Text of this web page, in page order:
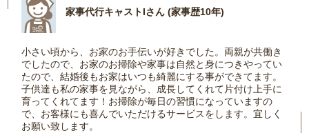
家事代行キャストIさん (家事歴10年)
小さい頃から、お家のお手伝いが好きでした。両親が共働き
でしたので、お家のお掃除や家事は自然と身につきやってい
たので、結婚後もお家はいつも綺麗にする事ができてます。
子供達も私の家事を見ながら、成長してくれて片付け上手に
育ってくれてます！お掃除が毎日の習慣になっていますの
で、お客様にも喜んでいただけるサービスをします。宜しく
お願い致します。